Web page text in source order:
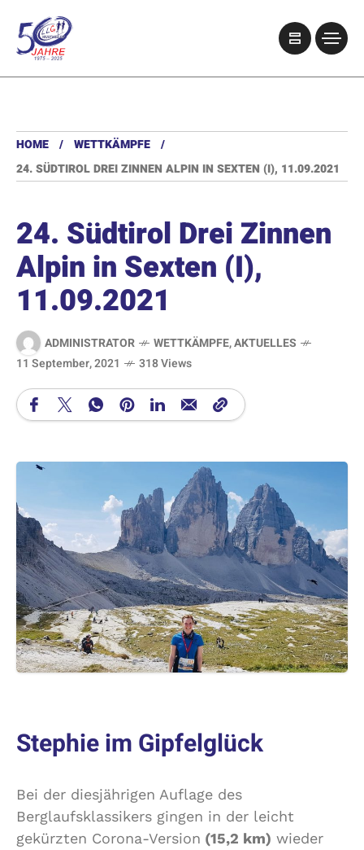
HOME
WETTKÄMPFE
24. SÜDTIROL DREI ZINNEN ALPIN IN SEXTEN (I), 11.09.2021
24. Südtirol Drei Zinnen
Alpin in Sexten (I),
11.09.2021
ADMINISTRATOR WETTKÄMPFE,AKTUELLES
11 September, 2021
318 Views
Stephie im Gipfelglück
Bei der diesjährigen Auflage des
Berglaufsklassikers gingen in der leicht
gekürzten Corona-Version (15,2 km) wieder